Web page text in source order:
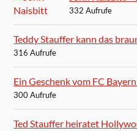
332 Aufrufe
Teddy Stauffer kann das
316 Aufrufe
Ein Geschenk vom FC
300 Aufrufe
Ted Stauffer heiratet